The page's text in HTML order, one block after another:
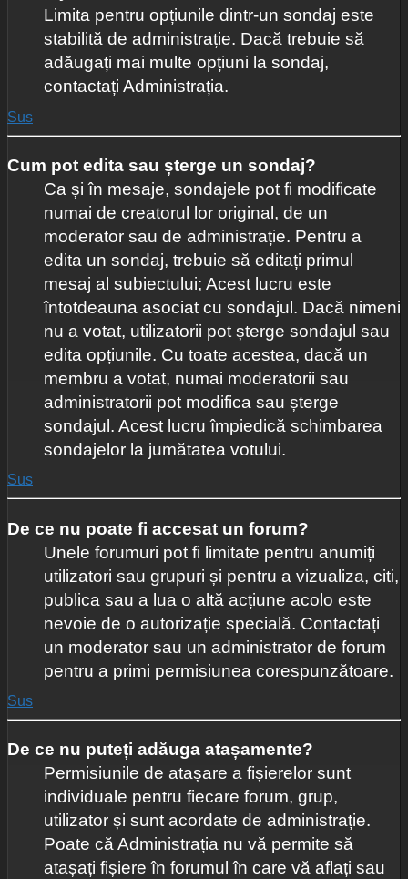
Limita pentru opțiunile dintr-un sondaj este
stabilită de administrație. Dacă trebuie să
adăugați mai multe opțiuni la sondaj,
contactați Administrația.
Sus
Cum pot edita sau șterge un sondaj?
Ca și în mesaje, sondajele pot fi modificate
numai de creatorul lor original, de un
moderator sau de administrație. Pentru a
edita un sondaj, trebuie să editați primul
mesaj al subiectului; Acest lucru este
întotdeauna asociat cu sondajul. Dacă nimeni
nu a votat, utilizatorii pot șterge sondajul sau
edita opțiunile. Cu toate acestea, dacă un
membru a votat, numai moderatorii sau
administratorii pot modifica sau șterge
sondajul. Acest lucru împiedică schimbarea
sondajelor la jumătatea votului.
Sus
De ce nu poate fi accesat un forum?
Unele forumuri pot fi limitate pentru anumiți
utilizatori sau grupuri și pentru a vizualiza, citi,
publica sau a lua o altă acțiune acolo este
nevoie de o autorizație specială. Contactați
un moderator sau un administrator de forum
pentru a primi permisiunea corespunzătoare.
Sus
De ce nu puteți adăuga atașamente?
Permisiunile de atașare a fișierelor sunt
individuale pentru fiecare forum, grup,
utilizator și sunt acordate de administrație.
Poate că Administrația nu vă permite să
atașați fișiere în forumul în care vă aflați sau